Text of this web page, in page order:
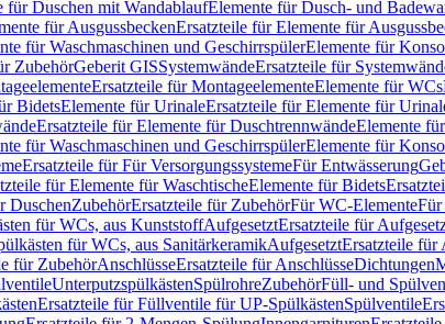
für Duschen mit WandablaufElemente für Dusch- und
für AusgussbeckenErsatzteile für Elemente für
für Waschmaschinen und GeschirrspülerElemente für
ZubehörGeberit GISSystemwändeErsatzteile für
Ersatzteile für MontageelementeElemente für WCs
BidetsElemente für UrinaleErsatzteile für Elemente für
Ersatzteile für Elemente für DuschtrennwändeElemente
für Waschmaschinen und GeschirrspülerElemente für
Ersatzteile für Für VersorgungssystemeFür Entwässerung
für Elemente für WaschtischeElemente für Bidets
DuschenZubehörErsatzteile für ZubehörFür WC-ElementeFür
für WCs, aus KunststoffAufgesetztErsatzteile für
für WCs, aus SanitärkeramikAufgesetztErsatzteile für
für ZubehörAnschlüsseErsatzteile für AnschlüsseDichtungen
UnterputzspülkästenSpülrohreZubehörFüll- und
Ersatzteile für Füllventile für UP-SpülkästenSpülventile